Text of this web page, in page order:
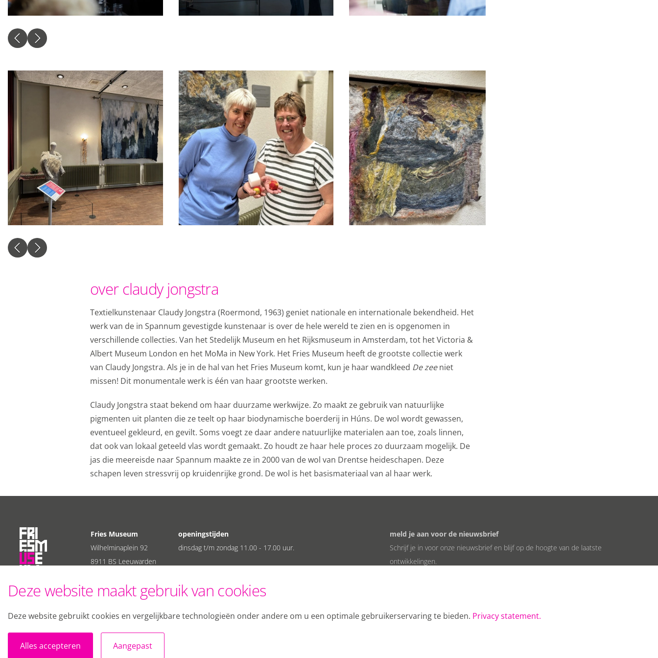
over claudy jongstra
Textielkunstenaar Claudy Jongstra (Roermond, 1963) geniet nationale en internationale bekendheid. Het
werk van de in Spannum gevestigde kunstenaar is over de hele wereld te zien en is opgenomen in
verschillende collecties. Van het Stedelijk Museum en het Rijksmuseum in Amsterdam, tot het Victoria &
Albert Museum London en het MoMa in New York. Het Fries Museum heeft de grootste collectie werk
van Claudy Jongstra. Als je in de hal van het Fries Museum komt, kun je haar wandkleed De zeeniet
missen! Dit monumentale werk is één van haar grootste werken.
Claudy Jongstra staat bekend om haar duurzame werkwijze. Zo maakt ze gebruik van natuurlijke
pigmenten uit planten die ze teelt op haar biodynamische boerderij in Húns. De wol wordt gewassen,
eventueel gekleurd, en gevilt. Soms voegt ze daar andere natuurlijke materialen aan toe, zoals linnen,
dat ook van lokaal geteeld vlas wordt gemaakt. Zo houdt ze haar hele proces zo duurzaam mogelijk. De
jas die meereisde naar Spannum maakte ze in 2000 van de wol van Drentse heideschapen. Deze
schapen leven stressvrij op kruidenrijke grond. De wol is het basismateriaal van al haar werk.
Fries Museum
Wilhelminaplein 92
8911 BS Leeuwarden
E: info@friesmuseum.nl
openingstijden
dinsdag t/m zondag 11.00 - 17.00 uur.
meld je aan voor de nieuwsbrief
Schrijf je in voor onze nieuwsbrief en blijf op de hoogte van de laatste
ontwikkelingen.
Deze website maakt gebruik van cookies
Deze website gebruikt cookies en vergelijkbare technologieën onder andere om u een optimale gebruikerservaring te bieden. Privacy statement.
Alles accepteren Aangepast
aanbiedingen baseren we op wat je op de website bekijkt of op jouw persoonlijke interesses. We maken
ook gebruik van cookies van YouTube, Facebook en Instagram, zodat je filmpjes en informatie kunt
Personalisatie cookies
We gebruiken marketingcookies voor personalisatie, waarmee we jou de meest relevante advertenties
kunnen tonen. Die aanbiedingen baseren we op wat je op de website bekijkt of op jouw persoonlijke
interesses. We maken ook gebruik van cookies van YouTube, Facebook en Instagram, zodat je filmpjes
en informatie kunt delen met je vrienden via social media. Stelt toestemming in voor gepersonaliseerde
advertenties.
Personalisatie cookies
Gedeelde klantinformatie
We delen jouw klantgegevens met derde partijen, om beter inzicht te krijgen in het functioneren van de
website en onze marketingkanalen. Stelt toestemming in voor het verzenden van gebruikersgegevens
Opslaan Alles accepteren